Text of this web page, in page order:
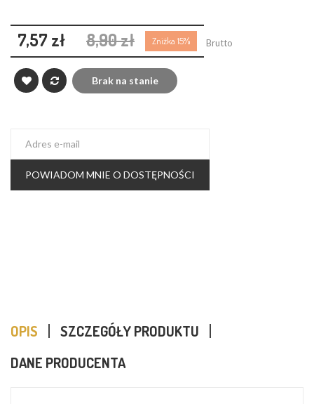
7,57 zł 8,90 zł Zniżka 15% Brutto
Brak na stanie
POWIADOM MNIE O DOSTĘPNOŚCI
OPIS
SZCZEGÓŁY PRODUKTU
DANE PRODUCENTA